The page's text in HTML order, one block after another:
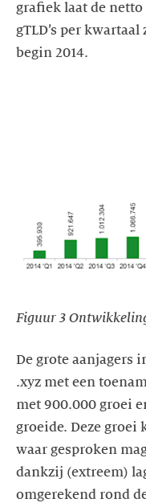
grafiek laat de
gTLD’s per
begin 2014.
Figuur 3
De grote aanjagers
.xyz met een
met 900.000 groei
groeide. Deze
waar gesproken
dankzij (extreem)
omgerekend rond